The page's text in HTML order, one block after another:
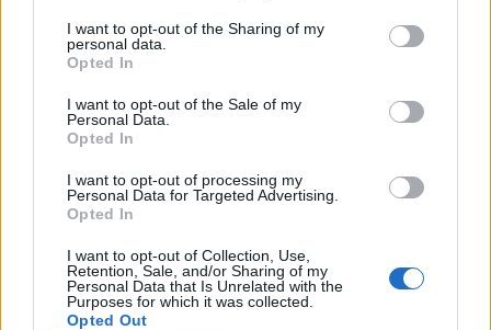
I want to opt-out of the Sharing of my
personal data.
Opted In
I want to opt-out of the Sale of my
Personal Data.
Opted In
I want to opt-out of processing my
Personal Data for Targeted Advertising.
Opted In
I want to opt-out of Collection, Use,
Retention, Sale, and/or Sharing of my
Personal Data that Is Unrelated with the
Purposes for which it was collected.
Opted Out
Arhiva sondajelor